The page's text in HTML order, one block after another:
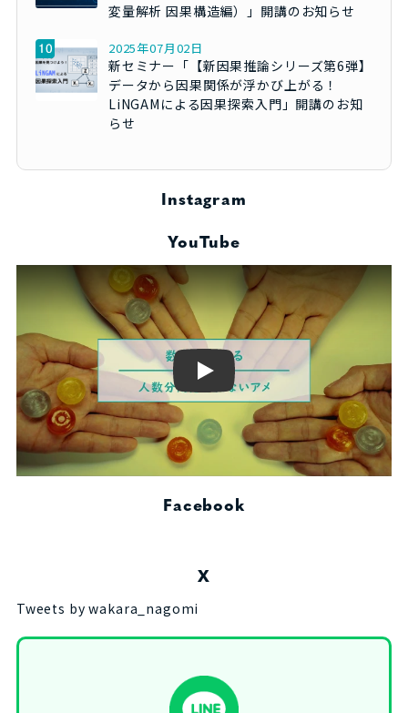
変量解析 因果構造編）」開講のお知らせ
2025年07月02日
新セミナー「【新因果推論シリーズ第6弾】
データから因果関係が浮かび上がる！
LiNGAMによる因果探索入門」開講のお知
らせ
Instagram
YouTube
Play
Facebook
X
Tweets by wakara_nagomi